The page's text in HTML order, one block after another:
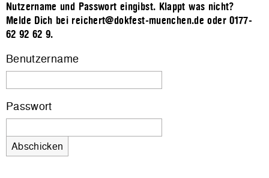
Nutzername und Passwort eingibst. Klappt was nicht?
Melde Dich bei reichert@dokfest-muenchen.de oder 0177-
62 92 62 9.
Benutzername
Passwort